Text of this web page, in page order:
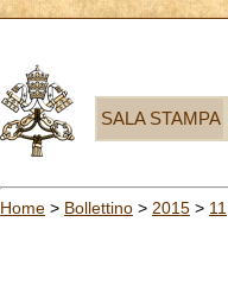
SALA STAMPA
Home > Bollettino > 2015 > 11